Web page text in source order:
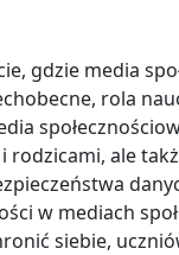
gdzie media
rola
rodzicami, ale
w mediach
siebie,